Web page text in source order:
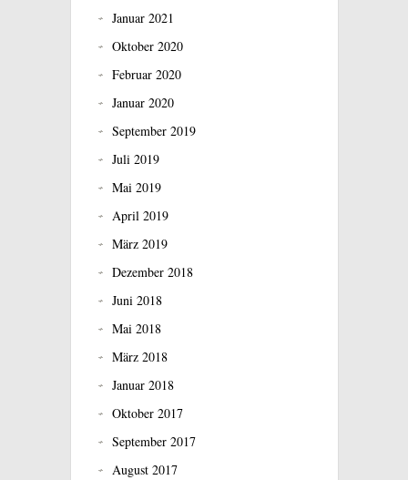
Januar 2021
Oktober 2020
Februar 2020
Januar 2020
September 2019
Juli 2019
Mai 2019
April 2019
März 2019
Dezember 2018
Juni 2018
Mai 2018
März 2018
Januar 2018
Oktober 2017
September 2017
August 2017